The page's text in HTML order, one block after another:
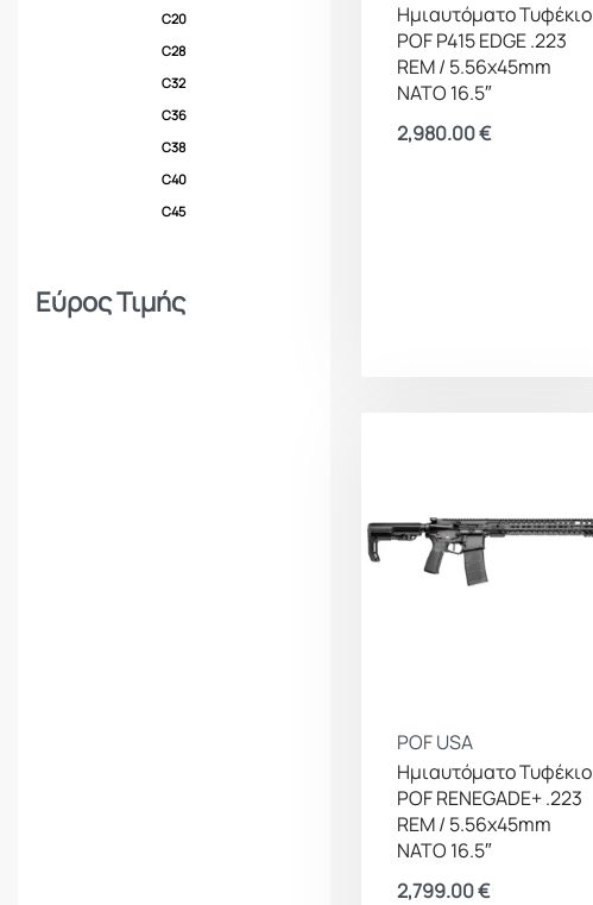
C20
C28
C32
C36
C38
C40
C45
Εύρος Τιμής
Ημιαυτόματο Τυφέκιο
POF P415 EDGE .223
REM / 5.56x45mm
NATO 16.5″
2,980.00€
POF USA
Ημιαυτόματο Τυφέκιο
POF RENEGADE+ .223
REM / 5.56x45mm
NATO 16.5″
2,799.00€